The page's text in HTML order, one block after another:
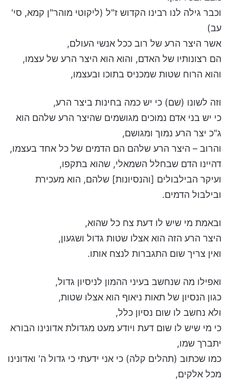
וכבר גילה לנו רבינו הקדוש ז"ל (ליקוטי מוהר"ן קמא, סי'
עב)
אשר היצר הרע של רוב ככל אנשי העולם,
הם רצונותיו של האדם, והוא הוא היצר הרע של עצמו,
והוא הרוח שטות שמכניס בתוכו ובעצמו,
וזה לשונו (שם) כי יש כמה בחינות ביצר הרע,
כי יש בני אדם נמוכים מגושמים שהיצר הרע שלהם הוא
ג"כ יצר הרע נמוך ומגושם,
והרוב – היצר הרע שלהם הם הדמים של כל אחד בעצמו,
דהיינו הדם שבחלל השמאלי, שהוא בתקפו,
ועיקר הבילבולים [והנסיונות] שלהם, הוא מעכירת
ובילבול הדמים.
ובאמת מי שיש לו דעת צח כל שהוא,
היצר הרע הזה הוא אצלו שטות גדול ושגעון,
ואין צריך שום התגברות לנצח אותו.
ואפילו מה שנחשב בעיני ההמון לניסיון גדול,
כגון הנסיון של תאות ניאוף הוא אצלו שטות,
ולא נחשב לו שום נסיון כלל,
כי מי שיש לו שום דעת ויודע מעט מגדולת אדונינו הבורא
יתברך שמו,
כמו שכתוב (תהלים קלה) כי אני ידעתי כי גדול ה' ואדונינו
מכל אלקים,